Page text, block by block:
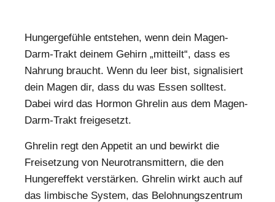
Hungergefühle entstehen, wenn dein Magen-
Darm-Trakt deinem Gehirn „mitteilt“, dass es
Nahrung braucht. Wenn du leer bist, signalisiert
dein Magen dir, dass du was Essen solltest.
Dabei wird das Hormon Ghrelin aus dem Magen-
Darm-Trakt freigesetzt.
Ghrelin regt den Appetit an und bewirkt die
Freisetzung von Neurotransmittern, die den
Hungereffekt verstärken. Ghrelin wirkt auch auf
das limbische System, das Belohnungszentrum